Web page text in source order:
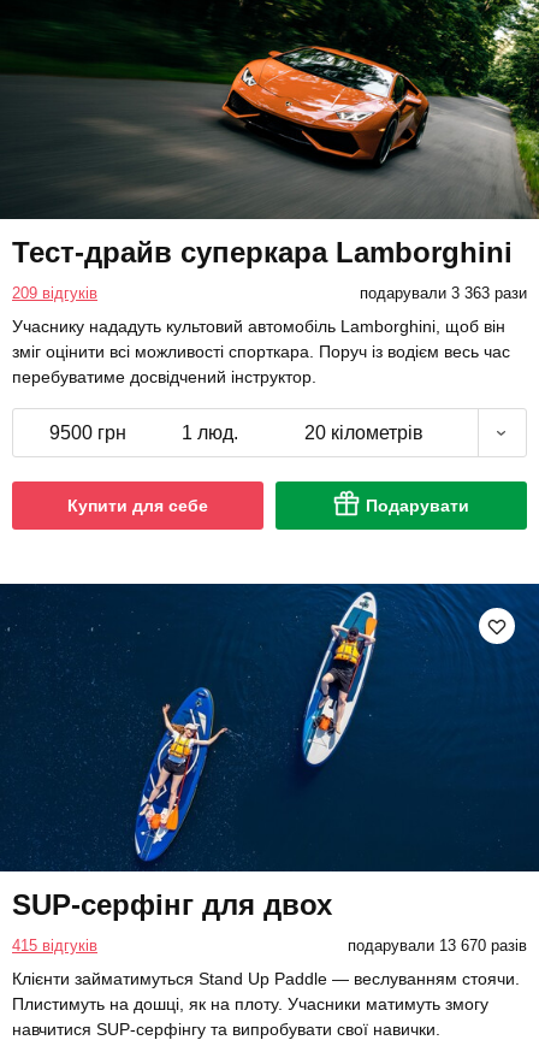
Тест-драйв суперкара Lamborghini
209 відгуків подарували 3 363 рази
Учаснику нададуть культовий автомобіль Lamborghini, щоб він
зміг оцінити всі можливості спорткара. Поруч із водієм весь час
перебуватиме досвідчений інструктор.
9500 грн 1 люд. 20 кілометрів
Купити для себе Подарувати
SUP-серфінг для двох
415 відгуків подарували 13 670 разів
Клієнти займатимуться Stand Up Paddle — веслуванням стоячи.
Плистимуть на дошці, як на плоту. Учасники матимуть змогу
навчитися SUP-серфінгу та випробувати свої навички.